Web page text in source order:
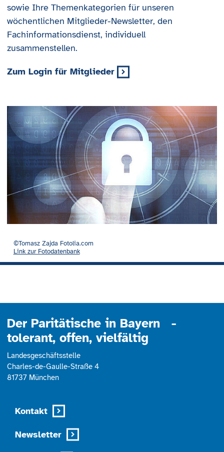
sowie Ihre Themenkategorien für unseren
wöchentlichen Mitglieder-Newsletter, den
Fachinformationsdienst, individuell
zusammenstellen.
Zum Login für Mitglieder
©Tomasz Zajda Fotolia.com
Link zur Fotodatenbank
Der Paritätische in Bayern -
tolerant, offen, vielfältig
Landesgeschäftsstelle
Charles-de-Gaulle-Straße 4
81737 München
Kontakt
Newsletter